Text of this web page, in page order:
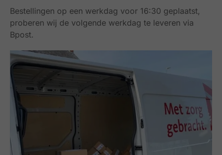
Bestellingen op een werkdag voor 16:30 geplaatst,
proberen wij de volgende werkdag te leveren via
Bpost.